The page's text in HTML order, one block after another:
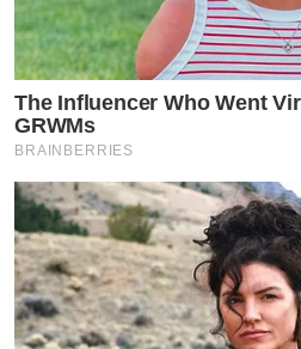
The Influencer Who Went
GRWMs
BRAINBERRIES